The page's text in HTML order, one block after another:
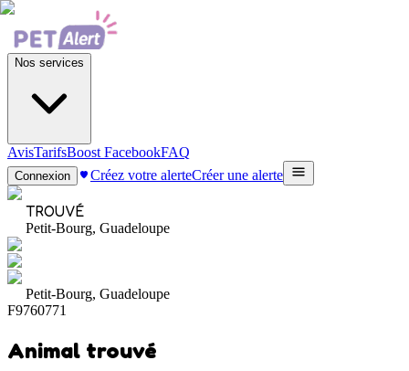
Nos services
AvisTarifsBoost FacebookFAQ
Connexion Créez votre alerteCréer une alerte
TROUVÉ
Petit-Bourg, Guadeloupe
Petit-Bourg, Guadeloupe
F9760771
Animal trouvé